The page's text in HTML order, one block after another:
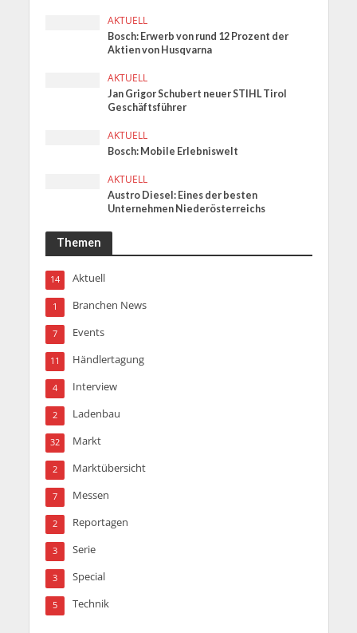
AKTUELL
Bosch: Erwerb von rund 12 Prozent der
Aktien von Husqvarna
AKTUELL
Jan Grigor Schubert neuer STIHL Tirol
Geschäftsführer
AKTUELL
Bosch: Mobile Erlebniswelt
AKTUELL
Austro Diesel: Eines der besten
Unternehmen Niederösterreichs
Themen
Aktuell
14
Branchen News
1
Events
7
Händlertagung
11
Interview
4
Ladenbau
2
Markt
32
Marktübersicht
2
Messen
7
Reportagen
2
Serie
3
Special
3
Technik
5